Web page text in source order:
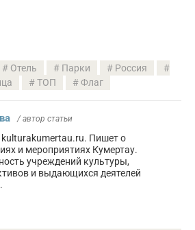
Отель Парки
Россия
ТОП Флаг
/ автор статьи
Пишет о
и мероприятиях Кумертау.
учреждений культуры,
и выдающихся деятелей